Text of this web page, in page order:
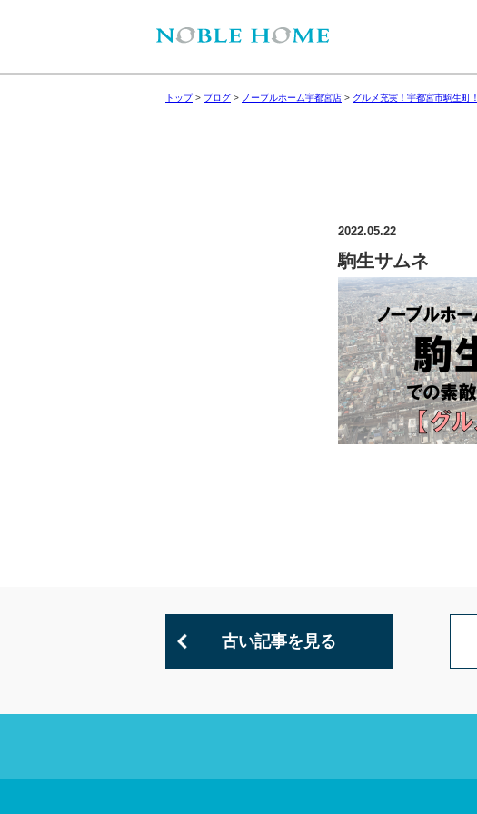
トップ> ブログ > ノーブルホーム宇都宮店 > グルメ充実！宇都宮市駒生町！
2022.05.22
駒生サムネ
古い記事を見る